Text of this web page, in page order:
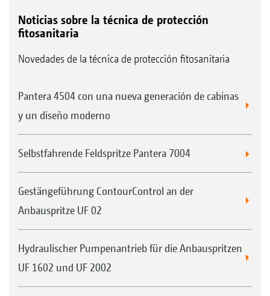
Noticias sobre la técnica de protección
fitosanitaria
Novedades de la técnica de protección fitosanitaria
Pantera 4504 con una nueva generación de cabinas
y un diseño moderno
Selbstfahrende Feldspritze Pantera 7004
Gestängeführung ContourControl an der
Anbauspritze UF 02
Hydraulischer Pumpenantrieb für die Anbauspritzen
UF 1602 und UF 2002